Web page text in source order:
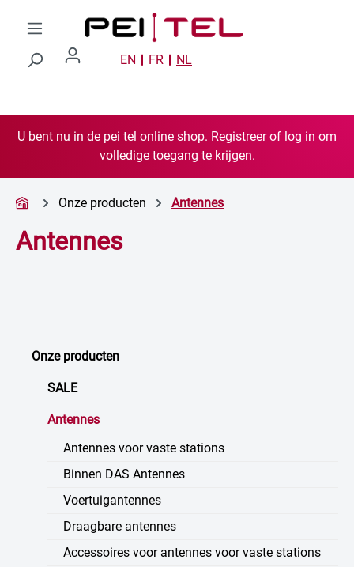
Ga naar de hoofdinhoud
EN FR NL
U bent nu in de pei tel online shop. Registreer of log in om
volledige toegang te krijgen.
Onze producten Antennes
Antennes
Onze producten
SALE
Antennes
Antennes voor vaste stations
Binnen DAS Antennes
Voertuigantennes
Draagbare antennes
Accessoires voor antennes voor vaste stations